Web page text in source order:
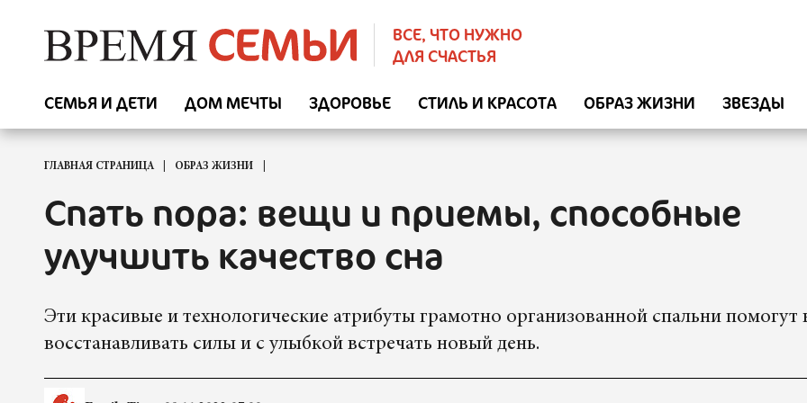
ВСЕ, ЧТО НУЖНО
ДЛЯ СЧАСТЬЯ
СЕМЬЯ И ДЕТИ ДОМ МЕЧТЫ ЗДОРОВЬЕ СТИЛЬ И КРАСОТА ОБРАЗ ЖИЗНИ ЗВЕЗДЫ
ГЛАВНАЯ СТРАНИЦА ОБРАЗ ЖИЗНИ
Спать пора: вещи и приемы, способные
улучшить качество сна
Эти красивые и технологические атрибуты грамотно организованной спальни помогут
восстанавливать силы и с улыбкой встречать новый день.